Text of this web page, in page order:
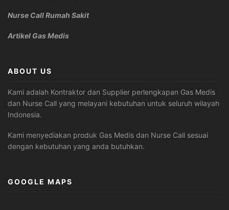
Nurse Call Rumah Sakit
Artikel Gas Medis
ABOUT US
Kami adalah Kontraktor dan Supplier perlengkapan Gas Medis
dan Nurse Call yang melayani kebutuhan untuk seluruh wilayah
Indonesia.
Kami menyediakan produk Gas Medis dan Nurse Call sesuai
dengan kebutuhan yang anda butuhkan.
GOOGLE MAPS